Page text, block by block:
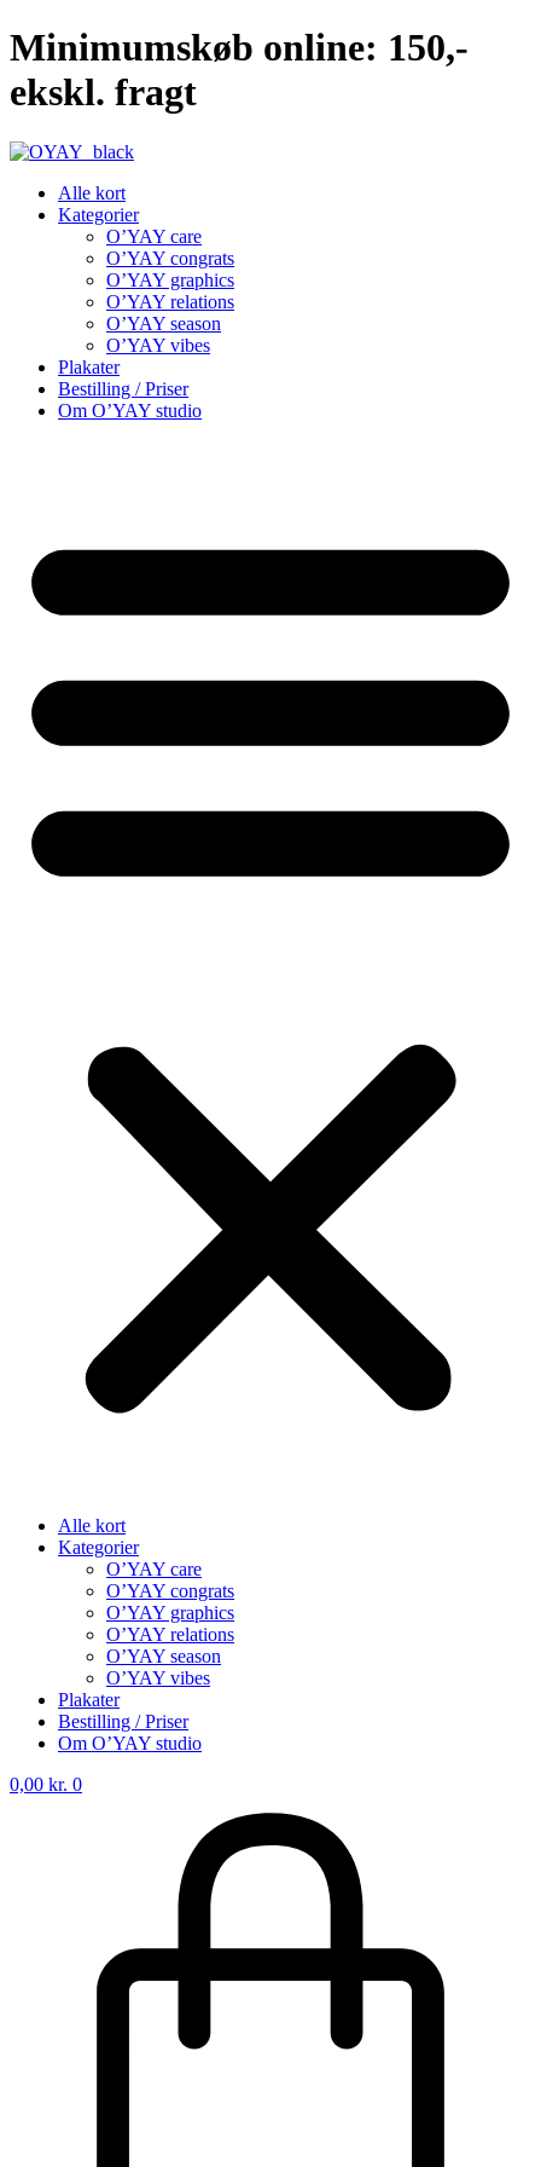
Videre
til
indhold
Minimumskøb online: 150,-
ekskl. fragt
Alle kort
Kategorier
O’YAY care
O’YAY congrats
O’YAY graphics
O’YAY relations
O’YAY season
O’YAY vibes
Plakater
Bestilling / Priser
Om O’YAY studio
Alle kort
Kategorier
O’YAY care
O’YAY congrats
O’YAY graphics
O’YAY relations
O’YAY season
O’YAY vibes
Plakater
Bestilling / Priser
Om O’YAY studio
0,00 kr. 0